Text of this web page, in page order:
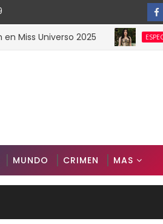
2025 ESPECTACULOS
MUNDO CRIMEN MAS